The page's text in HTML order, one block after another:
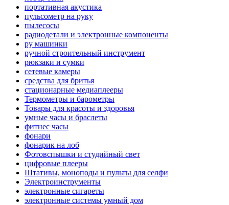
портативная акустика
пульсометр на руку
пылесосы
радиодетали и электронные компоненты
ру машинки
ручной строительный инструмент
рюкзаки и сумки
сетевые камеры
средства для бритья
стационарные медиаплееры
Термометры и барометры
Товары для красоты и здоровья
умные часы и браслеты
фитнес часы
фонари
фонарик на лоб
Фотовспышки и студийный свет
цифровые плееры
Штативы, моноподы и пульты для селфи
Электроинструменты
электронные сигареты
электронные системы умный дом